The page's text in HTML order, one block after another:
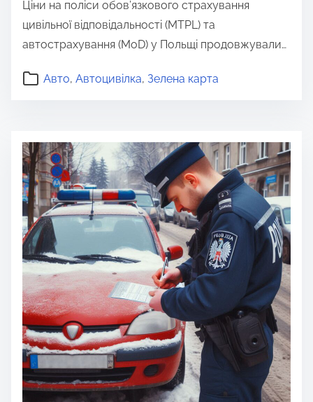
Ціни на поліси обов’язкового страхування
цивільної відповідальності (MTPL) та
автострахування (MoD) у Польщі продовжували…
Авто, Автоцивілка, Зелена карта